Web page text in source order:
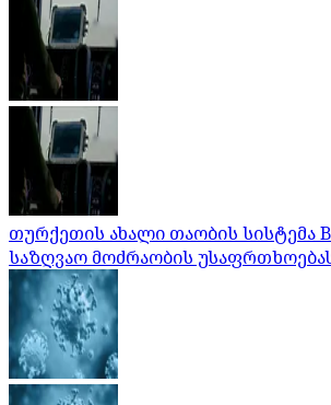
თურქეთის ახალი თაობის სისტემა
საზღვაო მოძრაობის